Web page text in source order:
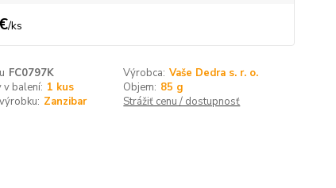
/ks
FC0797K Výrobca: Vaše Dedra s. r. o.
v balení: 1 kus Objem: 85 g
Zanzibar Strážiť cenu / dostupnosť